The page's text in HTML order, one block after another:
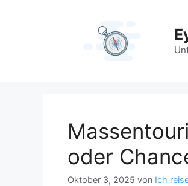
oder
Oktober 3, 2025 von Ich